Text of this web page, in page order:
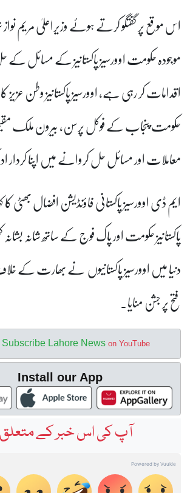
اس موقع پر گفتگو کرتے ہوئے وزیراعلیٰ مریم
موجودہ حکومت اوورسیز پاکستانیز کے مسائل
اقدامات کر رہی ہے، اوورسیز پاکستانیز وطن عزیز
حکومت پنجاب کے فوکل پرسن، بیرون ملک
معاملات اور مسائل حل کروانے میں اپنا
ایم ڈی اوورسیز پاکستانی فاؤنڈیشن افضال بھٹی کا
پاکستانیز حکومت اور پاک فوج کے ساتھ شانہ
دنیا میں اوورسیز پاکستانیوں نے بھارت کے
فتح پر جشن منایا۔
Subscribe Lahore News on YouTube
Install our App
آپ کی اس خبر کے متعلق